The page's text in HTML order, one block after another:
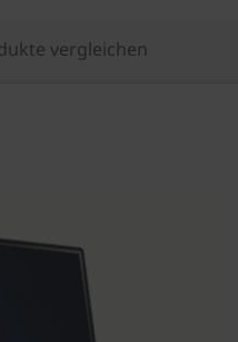
vergleichen